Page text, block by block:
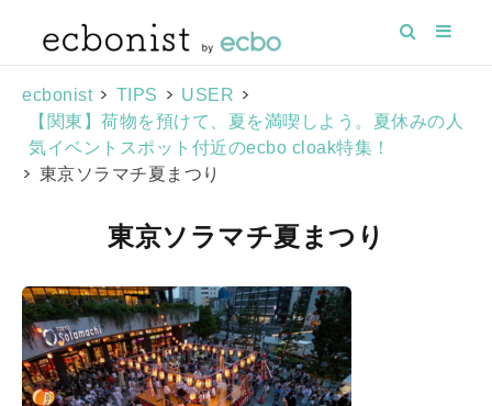
ecbonist > TIPS > USER >
【関東】荷物を預けて、夏を満喫しよう。夏休みの人
気イベントスポット付近のecbo cloak特集！
> 東京ソラマチ夏まつり
東京ソラマチ夏まつり